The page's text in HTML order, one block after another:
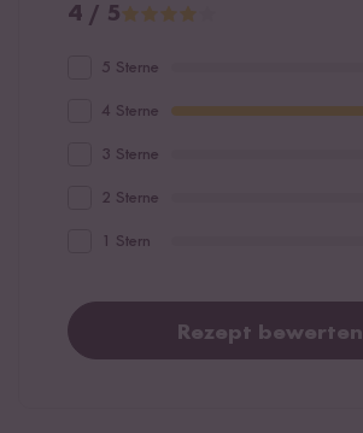
4 / 5
5 Sterne
4 Sterne
3 Sterne
2 Sterne
1 Stern
Rezept bewerten